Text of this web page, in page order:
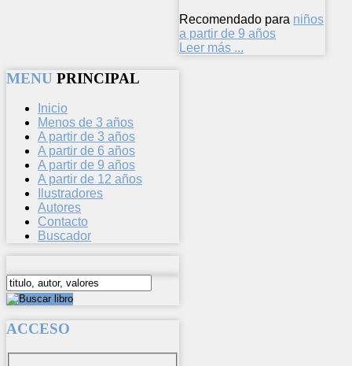
Recomendado para niños
a partir de 9 años
Leer más ...
MENU PRINCIPAL
Inicio
Menos de 3 años
A partir de 3 años
A partir de 6 años
A partir de 9 años
A partir de 12 años
Ilustradores
Autores
Contacto
Buscador
ACCESO